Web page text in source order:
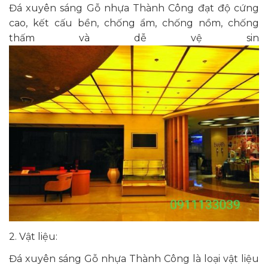
Đá xuyên sáng Gỗ nhựa Thành Công đạt độ cứng
cao, kết cấu bền, chống ẩm, chống nồm, chống
thấm và dễ vệ sin
2. Vật liệu:
Đá xuyên sáng Gỗ nhựa Thành Công là loại vật liệu